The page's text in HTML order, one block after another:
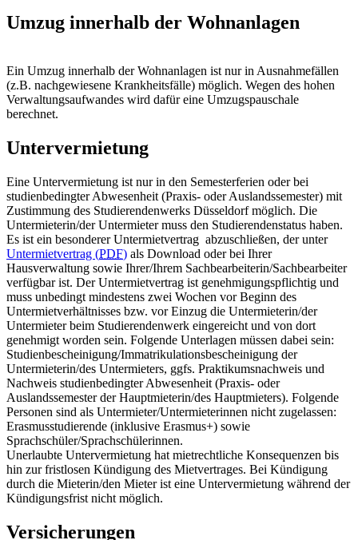
Umzug innerhalb der Wohnanlagen
Ein Umzug innerhalb der Wohnanlagen ist nur in Ausnahmefällen
(z.B. nachgewiesene Krankheitsfälle) möglich. Wegen des hohen
Verwaltungsaufwandes wird dafür eine Umzugspauschale
berechnet.
Untervermietung
Eine Untervermietung ist nur in den Semesterferien oder bei
studienbedingter Abwesenheit (Praxis- oder Auslandssemester) mit
Zustimmung des Studierendenwerks Düsseldorf möglich. Die
Untermieterin/der Untermieter muss den Studierendenstatus haben.
Es ist ein besonderer Untermietvertrag abzuschließen, der unter
Untermietvertrag (PDF) als Download oder bei Ihrer
Hausverwaltung sowie Ihrer/Ihrem Sachbearbeiterin/Sachbearbeiter
verfügbar ist. Der Untermietvertrag ist genehmigungspflichtig und
muss unbedingt mindestens zwei Wochen vor Beginn des
Untermietverhältnisses bzw. vor Einzug die Untermieterin/der
Untermieter beim Studierendenwerk eingereicht und von dort
genehmigt worden sein. Folgende Unterlagen müssen dabei sein:
Studienbescheinigung/Immatrikulationsbescheinigung der
Untermieterin/des Untermieters, ggfs. Praktikumsnachweis und
Nachweis studienbedingter Abwesenheit (Praxis- oder
Auslandssemester der Hauptmieterin/des Hauptmieters). Folgende
Personen sind als Untermieter/Untermieterinnen nicht zugelassen:
Erasmusstudierende (inklusive Erasmus+) sowie
Sprachschüler/Sprachschülerinnen.
Unerlaubte Untervermietung hat mietrechtliche Konsequenzen bis
hin zur fristlosen Kündigung des Mietvertrages. Bei Kündigung
durch die Mieterin/den Mieter ist eine Untervermietung während der
Kündigungsfrist nicht möglich.
Versicherungen